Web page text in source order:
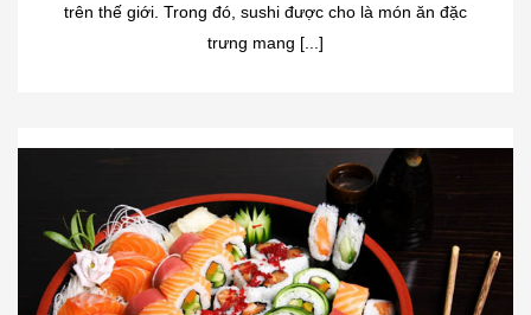
trên thế giới. Trong đó, sushi được cho là món ăn đặc
trưng mang [...]